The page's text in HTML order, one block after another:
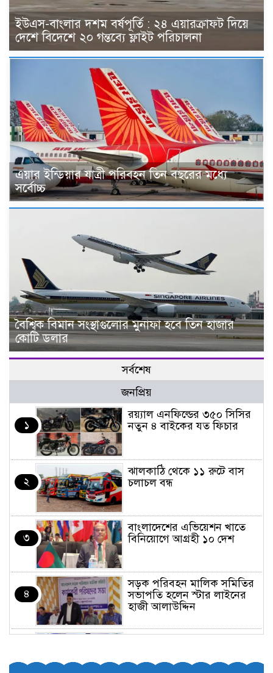
ইউএস-বাংলার দশম বর্ষপূর্তি : ২৪ এয়ারক্রাফট দিয়ে
দেশে বিদেশে ২০ গন্তব্যে ফ্লাইট পরিচালনা
এয়ার ইন্ডিয়ার যাত্রী পরিবহন তিন বছরের মধ্যে
সর্বোচ্চ
বৈশ্বিক বিমান সংস্থাগুলোর মুনাফা হবে তিন হাজার
কোটি ডলার
সর্বশেষ
জনপ্রিয়
১
র‌য়্যাল এনফিল্ডের ৩৫০ সিসির
নতুন ৪ বাইকের যত ফিচার
২
ঝালকাঠি থেকে ১১ রুটে বাস
চলাচল বন্ধ
৩
বাংলাদেশের এভিয়েশন খাতে
বিনিয়োগে আগ্রহী ১০ দেশ
৪
সড়ক পরিবহন মালিক সমিতির
সভাপতি হলেন স্টার লাইনের
হাজী আলাউদ্দিন